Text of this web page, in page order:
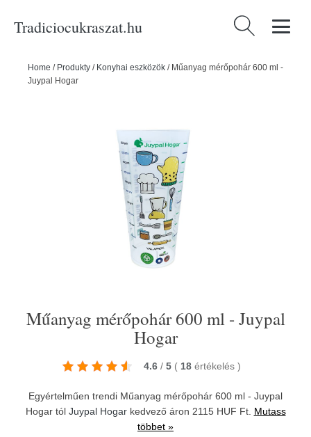
Tradiciocukraszat.hu Keresés:
Home / Produkty / Konyhai eszközök / Műanyag mérőpohár 600 ml -
Juypal Hogar
Műanyag mérőpohár 600 ml - Juypal
Hogar
4.6 / 5 ( 18 értékelés )
Egyértelműen trendi Műanyag mérőpohár 600 ml - Juypal
Hogar tól Juypal Hogarkedvező áron 2115 HUF Ft. Mutass
többet »